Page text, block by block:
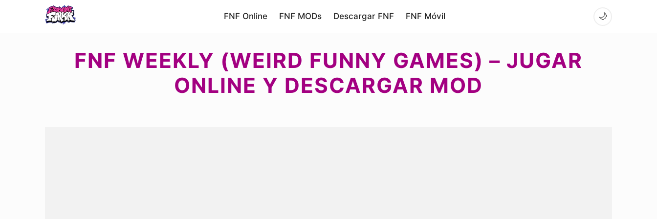
FNF Online FNF MODs Descargar FNF FNF Móvil 🌙
FNF WEEKLY (WEIRD FUNNY GAMES) – JUGAR
ONLINE Y DESCARGAR MOD